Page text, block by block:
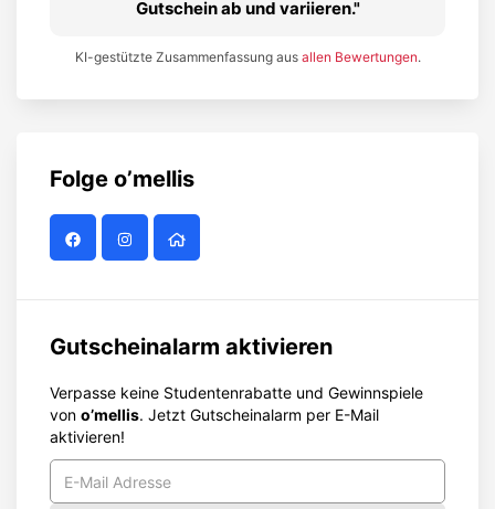
Gutschein ab und variieren.
KI-gestützte Zusammenfassung aus allen Bewertungen.
Folge o’mellis
Gutscheinalarm aktivieren
Verpasse keine Studentenrabatte und Gewinnspiele
von o’mellis. Jetzt Gutscheinalarm per E-Mail
aktivieren!